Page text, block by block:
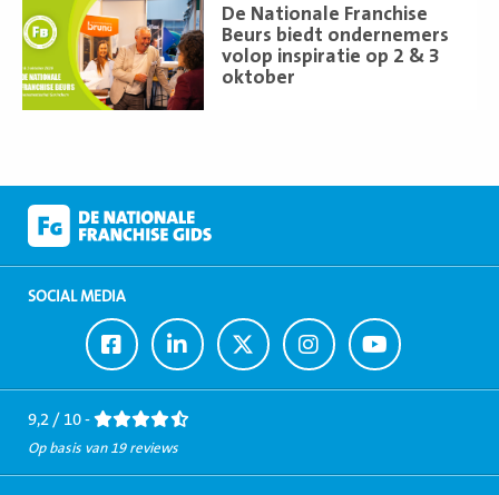
De Nationale Franchise
Beurs biedt ondernemers
volop inspiratie op 2 & 3
oktober
meer
SOCIAL MEDIA
Ga
naar
Facebook
Ga
naar
LinkedIn
Ga
naar
Twitter
Ga
naar
Instagram
Ga
naar
Youtube
9,2 / 10 -
Op basis van 19 reviews